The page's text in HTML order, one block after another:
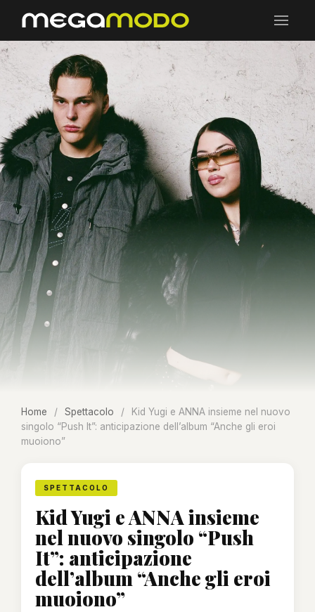
Home / Spettacolo /
Kid Yugi e ANNA insieme nel nuovo
singolo “Push It”: anticipazione dell’album “Anche gli eroi
muoiono”
SPETTACOLO
Kid Yugi e ANNA insieme
nel nuovo singolo “Push
It”: anticipazione
dell’album “Anche gli eroi
muoiono”